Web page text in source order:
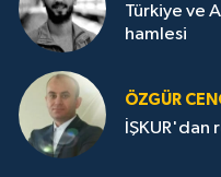
Türkiye ve
hamlesi
ÖZGÜR
İŞKUR'dan